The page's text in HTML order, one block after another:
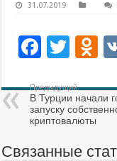
31.07.2019
Предыдущий
В Турции начали
запуску
криптовалюты
Связанные